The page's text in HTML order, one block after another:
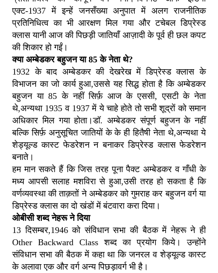
एक्ट-1937 में इन्हें जनसँख्या अनुपात में अलग राजनीतिक
प्रतिनिधित्व का भी आरक्षण मिल गया और टचेबल डिप्रेस्ड
क्लास यानी आज की पिछड़ी जातियाँ आज़ादी के पूर्व ही छल कपट
की शिकार हो गईं।
क्या अम्बेडकर बहुजन या 85 के नेता थे?
1932 के बाद अम्बेडकर की देखरेख में डिप्रेस्ड क्लास के
विभाजन का जो कार्य हुआ,उससे यह सिद्ध होता है कि अम्बेडकर
बहुजन या 85 के नहीं सिर्फ़ आज के एससी, एसटी के नेता
थे,अन्यथा 1935 व 1937 में ये चाहे होते तो सभी शूद्रों को समान
अधिकार मिल गया होता।डॉ. अम्बेडकर संपूर्ण बहुजन के नहीं
बल्कि सिर्फ़ अनुसूचित जातियों के के ही हितैषी नेता थे,अन्यथा ये
शेड्यूल्ड कास्ट फेडरेशन न बनाकर डिप्रेस्ड क्लास फेडरेशन
बनाते।
हम मान सकते हैं कि जिस तरह पूना पैक्ट अम्बेडकर व गाँधी के
मध्य आपसी सलाह मशविरा से हुआ,उसी तरह हो सकता है कि
वर्णव्यवस्था की ताक़तों ने अम्बेडकर को गुमराह कर बहुजन वर्ग या
डिप्रेस्ड क्लास का दो खंडों में बंटवारा करा दिया।
ओबीसी शब्द नेहरू ने दिया
13 दिसम्बर,1946 को संविधान सभा की बैठक में नेहरू ने ही
Other Backward Class शब्द का प्रयोग किये। उन्होंने
संविधान सभा की बैठक में कहा था कि जनरल व शेड्यूल्ड कास्ट
के अलावा एक और वर्ग अन्य पिछड़ावर्ग भी है।